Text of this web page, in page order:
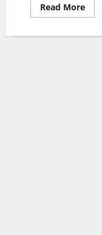
Read MoreRead
more